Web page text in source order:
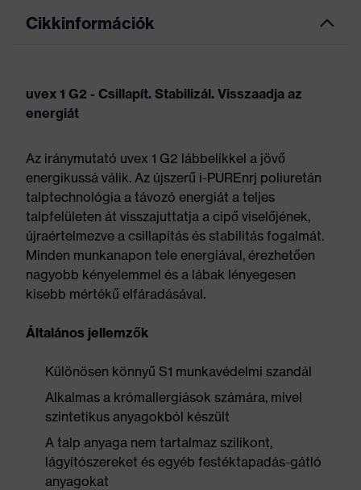
Cikkinformációk
uvex 1 G2 - Csillapít. Stabilizál. Visszaadja az
energiát
Az iránymutató uvex 1 G2 lábbelikkel a jövő
energikussá válik. Az újszerű i-PUREnrj poliuretán
talptechnológia a távozó energiát a teljes
talpfelületen át visszajuttatja a cipő viselőjének,
újraértelmezve a csillapítás és stabilitás fogalmát.
Minden munkanapon tele energiával, érezhetően
nagyobb kényelemmel és a lábak lényegesen
kisebb mértékű elfáradásával.
Általános jellemzők
Különösen könnyű S1 munkavédelmi szandál
Alkalmas a krómallergiások számára, mivel
szintetikus anyagokból készült
A talp anyaga nem tartalmaz szilikont,
lágyítószereket és egyéb festéktapadás-gátló
anyagokat